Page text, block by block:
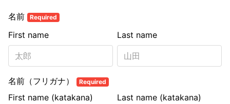
名前 Required
Last name
First name
名前（フリガナ） Required
Last name (katakana)
First name (katakana)